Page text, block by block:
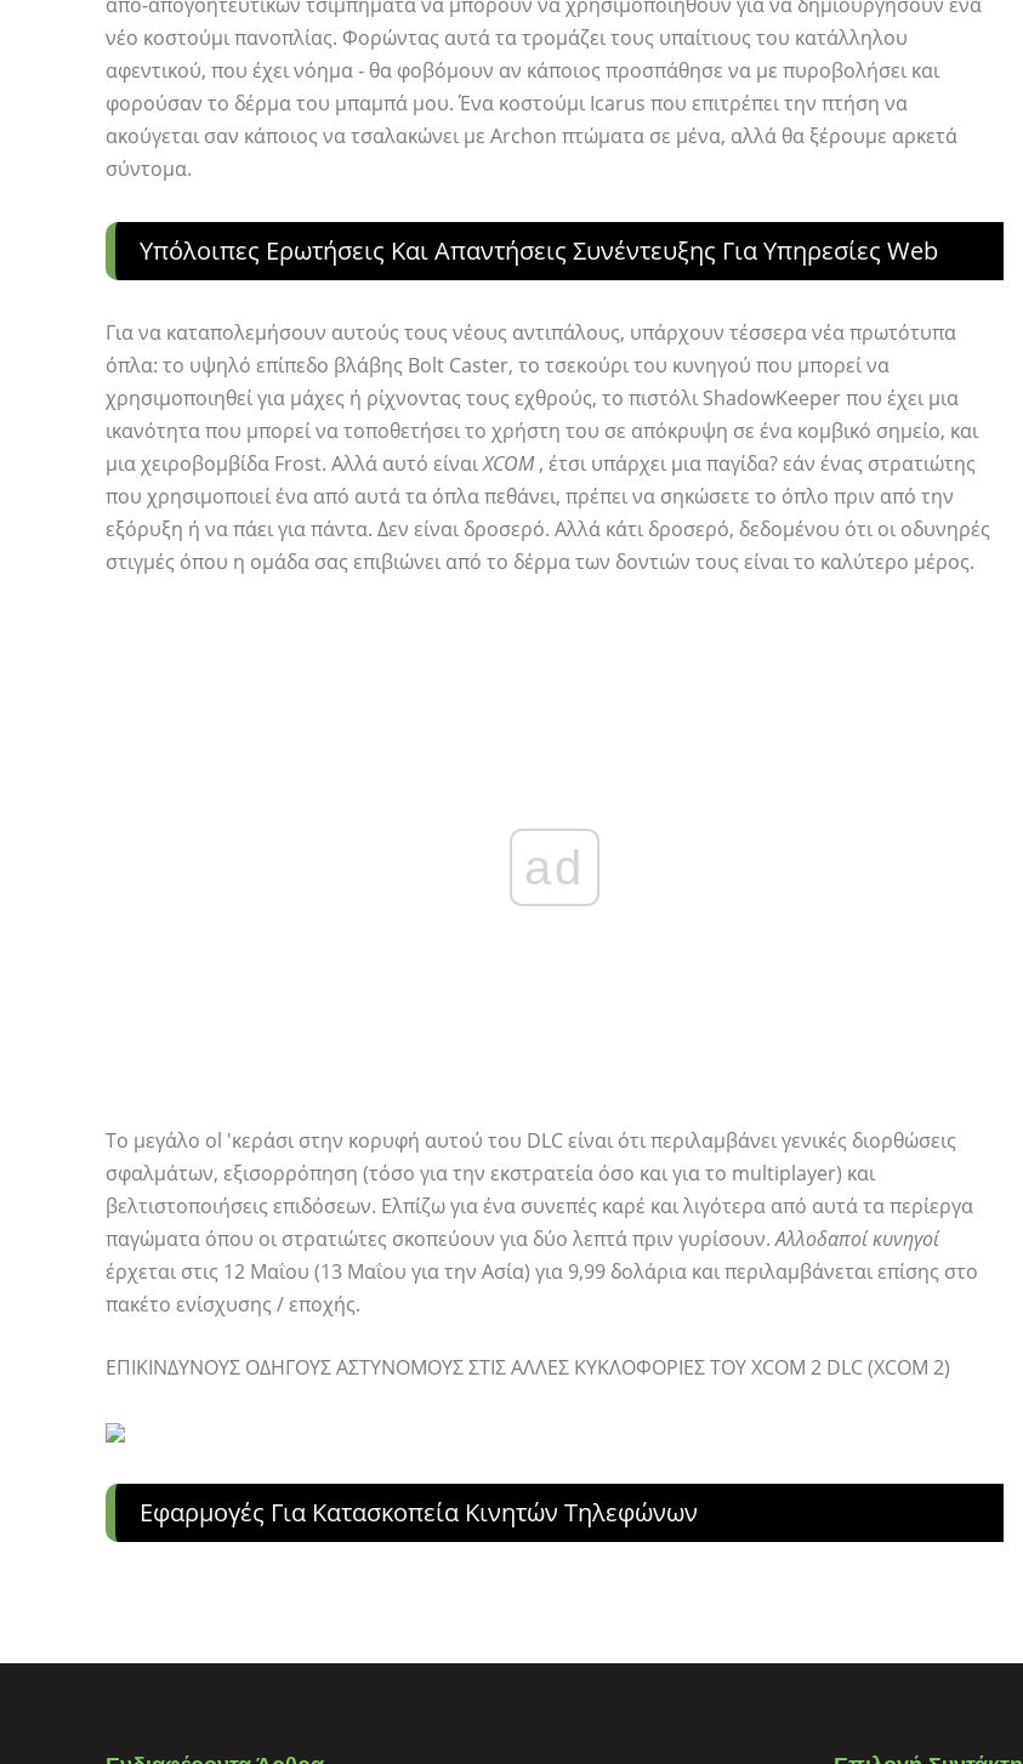
νέο κοστούμι πανοπλίας. Φορώντας αυτά τα τρομάζει τους υπαίτιους του κατάλληλου
αφεντικού, που έχει νόημα - θα φοβόμουν αν κάποιος προσπάθησε να με πυροβολήσει και
φορούσαν το δέρμα του μπαμπά μου. Ένα κοστούμι Icarus που επιτρέπει την πτήση να
ακούγεται σαν κάποιος να τσαλακώνει με Archon πτώματα σε μένα, αλλά θα ξέρουμε αρκετά
σύντομα.
Υπόλοιπες Ερωτήσεις Και Απαντήσεις Συνέντευξης Για Υπηρεσίες Web
Για να καταπολεμήσουν αυτούς τους νέους αντιπάλους, υπάρχουν τέσσερα νέα πρωτότυπα
όπλα: το υψηλό επίπεδο βλάβης Bolt Caster, το τσεκούρι του κυνηγού που μπορεί να
χρησιμοποιηθεί για μάχες ή ρίχνοντας τους εχθρούς, το πιστόλι ShadowKeeper που έχει μια
ικανότητα που μπορεί να τοποθετήσει το χρήστη του σε απόκρυψη σε ένα κομβικό σημείο, και
μια χειροβομβίδα Frost. Αλλά αυτό είναιXCOM, έτσι υπάρχει μια παγίδα? εάν ένας στρατιώτης
που χρησιμοποιεί ένα από αυτά τα όπλα πεθάνει, πρέπει να σηκώσετε το όπλο πριν από την
εξόρυξη ή να πάει για πάντα. Δεν είναι δροσερό. Αλλά κάτι δροσερό, δεδομένου ότι οι οδυνηρές
στιγμές όπου η ομάδα σας επιβιώνει από το δέρμα των δοντιών τους είναι το καλύτερο μέρος.
ad
Το μεγάλο ol 'κεράσι στην κορυφή αυτού του DLC είναι ότι περιλαμβάνει γενικές διορθώσεις
σφαλμάτων, εξισορρόπηση (τόσο για την εκστρατεία όσο και για το multiplayer) και
βελτιστοποιήσεις επιδόσεων. Ελπίζω για ένα συνεπές καρέ και λιγότερα από αυτά τα περίεργα
παγώματα όπου οι στρατιώτες σκοπεύουν για δύο λεπτά πριν γυρίσουν.Αλλοδαποί κυνηγοί
έρχεται στις 12 Μαΐου (13 Μαΐου για την Ασία) για 9,99 δολάρια και περιλαμβάνεται επίσης στο
πακέτο ενίσχυσης / εποχής.
ΕΠΙΚΙΝΔΥΝΟΥΣ ΟΔΗΓΟΥΣ ΑΣΤΥΝΟΜΟΥΣ ΣΤΙΣ ΑΛΛΕΣ ΚΥΚΛΟΦΟΡΙΕΣ ΤΟΥ XCOM 2 DLC (XCOM 2)
Εφαρμογές Για Κατασκοπεία Κινητών Τηλεφώνων